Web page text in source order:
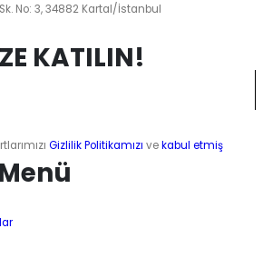
No: 3, 34882 Kartal/İstanbul
KATILIN!
Gizlilik Politikamızı vekabul etmiş